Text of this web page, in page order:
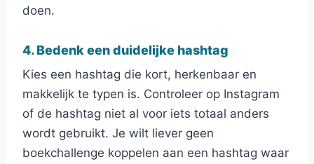
doen.
4. Bedenk een duidelijke hashtag
Kies een hashtag die kort, herkenbaar en
makkelijk te typen is. Controleer op Instagram
of de hashtag niet al voor iets totaal anders
wordt gebruikt. Je wilt liever geen
boekchallenge koppelen aan een hashtag waar